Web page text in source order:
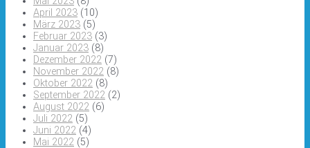
April 2023 (10)
März 2023 (5)
Februar 2023 (3)
Januar 2023 (8)
Dezember 2022 (7)
November 2022 (8)
Oktober 2022 (8)
September 2022 (2)
August 2022 (6)
Juli 2022 (5)
Juni 2022 (4)
Mai 2022 (5)